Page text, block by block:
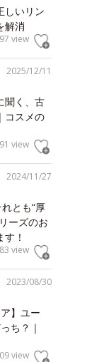
しいリン
解消
view
2025/12/11
聞く、古
コスメの
view
2024/11/27
とも“厚
ーズのお
！
view
2023/08/30
】ユー
ち？｜
view